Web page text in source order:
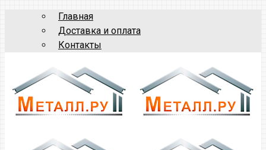
Главная
Доставка и оплата
Контакты